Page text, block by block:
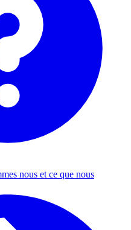
nous et ce que nous